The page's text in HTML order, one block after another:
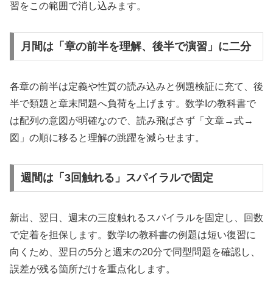
習をこの範囲で消し込みます。
月間は「章の前半を理解、後半で演習」に二分
各章の前半は定義や性質の読み込みと例題検証に充て、後
半で類題と章末問題へ負荷を上げます。数学Iの教科書で
は配列の意図が明確なので、読み飛ばさず「文章→式→
図」の順に移ると理解の跳躍を減らせます。
週間は「3回触れる」スパイラルで固定
新出、翌日、週末の三度触れるスパイラルを固定し、回数
で定着を担保します。数学Iの教科書の例題は短い復習に
向くため、翌日の5分と週末の20分で同型問題を確認し、
誤差が残る箇所だけを重点化します。